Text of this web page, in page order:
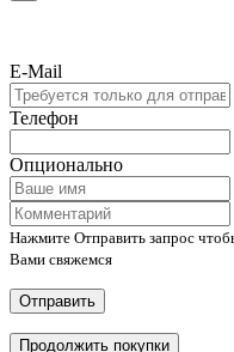
E-Mail
Телефон
Опционально
Нажмите Отправить запрос
Вами свяжемся
Отправить
Продолжить покупки